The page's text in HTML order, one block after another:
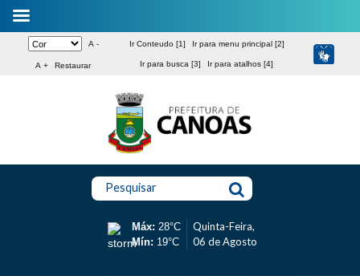
A -
A + Restaurar
Ir Conteudo [1] Ir para menu principal [2]
Ir para busca [3] Ir para atalhos [4]
Pesquisar
Máx: 28°C
Mín: 19°C
Quinta-Feira,
06 de Agosto